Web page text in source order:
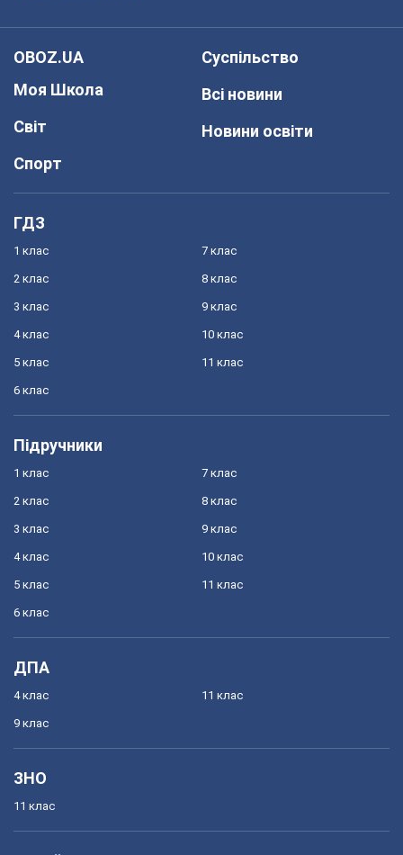
OBOZ.UA
Моя Школа
Світ
Спорт
Суспільство
Всі новини
Новини освіти
ГДЗ
1 клас
2 клас
3 клас
4 клас
5 клас
6 клас
7 клас
8 клас
9 клас
10 клас
11 клас
Підручники
1 клас
2 клас
3 клас
4 клас
5 клас
6 клас
7 клас
8 клас
9 клас
10 клас
11 клас
ДПА
4 клас
9 клас
11 клас
ЗНО
11 клас